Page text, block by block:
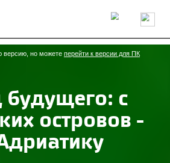
Интерьер Пресса
Архитекторы
Книги Вакансии
конкурсов
Блог
Исследование
Результаты конкурса
Архитектура
в России
Интерьер
версию, но можете перейти к версии для ПК
будущего: с
островов -